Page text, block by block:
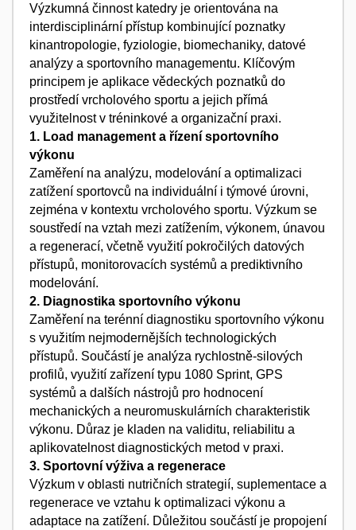
Výzkumná činnost katedry je orientována na
interdisciplinární přístup kombinující poznatky
kinantropologie, fyziologie, biomechaniky, datové
analýzy a sportovního managementu. Klíčovým
principem je aplikace vědeckých poznatků do
prostředí vrcholového sportu a jejich přímá
využitelnost v tréninkové a organizační praxi.
1. Load management a řízení sportovního
výkonu
Zaměření na analýzu, modelování a optimalizaci
zatížení sportovců na individuální i týmové úrovni,
zejména v kontextu vrcholového sportu. Výzkum se
soustředí na vztah mezi zatížením, výkonem, únavou
a regenerací, včetně využití pokročilých datových
přístupů, monitorovacích systémů a prediktivního
modelování.
2. Diagnostika sportovního výkonu
Zaměření na terénní diagnostiku sportovního výkonu
s využitím nejmodernějších technologických
přístupů. Součástí je analýza rychlostně-silových
profilů, využití zařízení typu 1080 Sprint, GPS
systémů a dalších nástrojů pro hodnocení
mechanických a neuromuskulárních charakteristik
výkonu. Důraz je kladen na validitu, reliabilitu a
aplikovatelnost diagnostických metod v praxi.
3. Sportovní výživa a regenerace
Výzkum v oblasti nutričních strategií, suplementace a
regenerace ve vztahu k optimalizaci výkonu a
adaptace na zatížení. Důležitou součástí je propojení